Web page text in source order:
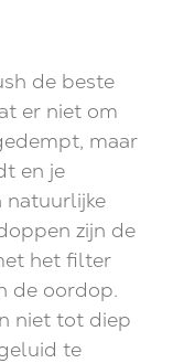
de beste
er niet om
maar
en je
natuurlijke
zijn de
het filter
de oordop.
niet tot diep
te